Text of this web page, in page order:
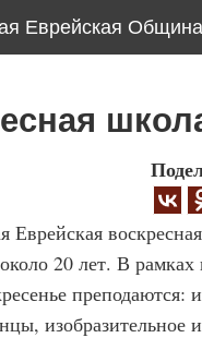
Еврейская Община
Еврейская
20 лет. В
преподаются:
изобразительное